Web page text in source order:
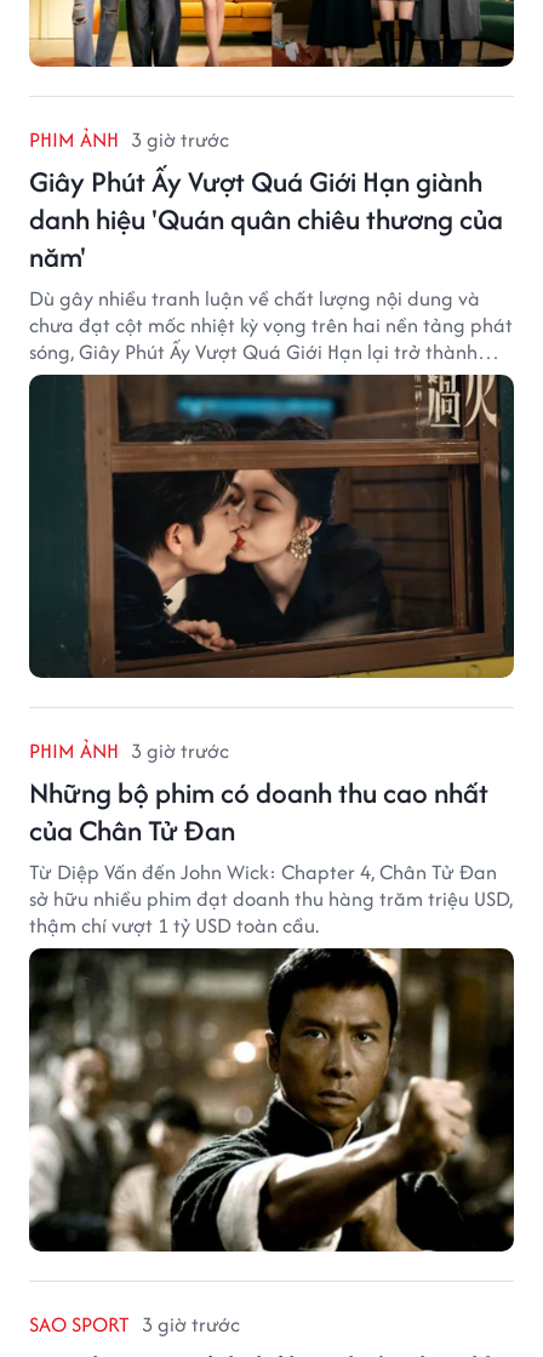
PHIM ẢNH 3 giờ trước
Giây Phút Ấy Vượt Quá Giới Hạn giành
danh hiệu 'Quán quân chiêu thương của
năm'
Dù gây nhiều tranh luận về chất lượng nội dung và
chưa đạt cột mốc nhiệt kỳ vọng trên hai nền tảng phát
sóng, Giây Phút Ấy Vượt Quá Giới Hạn lại trở thành
hiện tượng ở khía cạnh thương mại.
PHIM ẢNH 3 giờ trước
Những bộ phim có doanh thu cao nhất
của Chân Tử Đan
Từ Diệp Vấn đến John Wick: Chapter 4, Chân Tử Đan
sở hữu nhiều phim đạt doanh thu hàng trăm triệu USD,
thậm chí vượt 1 tỷ USD toàn cầu.
SAO SPORT 3 giờ trước